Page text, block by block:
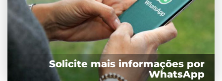
Solicite mais informações por
WhatsApp